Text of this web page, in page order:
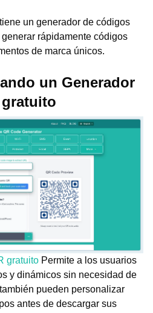
un generador de códigos
rápidamente códigos
de marca únicos.
un Generador
gratuito Permite a los usuarios
y dinámicos sin necesidad de
pueden personalizar
antes de descargar sus